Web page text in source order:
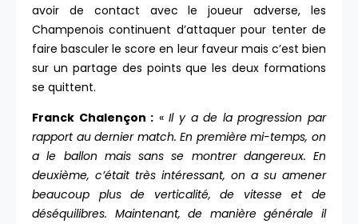
avoir de contact avec le joueur adverse, les
Champenois continuent d’attaquer pour tenter de
faire basculer le score en leur faveur mais c’est bien
sur un partage des points que les deux formations
se quittent.
Franck Chalençon : «Il y a de la progression par
rapport au dernier match. En première mi-temps, on
a le ballon mais sans se montrer dangereux. En
deuxième, c’était très intéressant, on a su amener
beaucoup plus de verticalité, de vitesse et de
déséquilibres. Maintenant, de manière générale il